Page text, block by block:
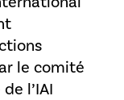
le comité
l’IAI